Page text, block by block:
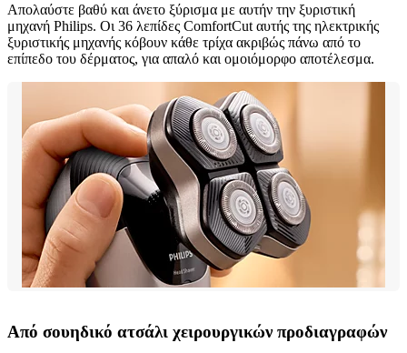
Απολαύστε βαθύ και άνετο ξύρισμα με αυτήν την ξυριστική
μηχανή Philips. Οι 36 λεπίδες ComfortCut αυτής της ηλεκτρικής
ξυριστικής μηχανής κόβουν κάθε τρίχα ακριβώς πάνω από το
επίπεδο του δέρματος, για απαλό και ομοιόμορφο αποτέλεσμα.
Από σουηδικό ατσάλι χειρουργικών προδιαγραφών